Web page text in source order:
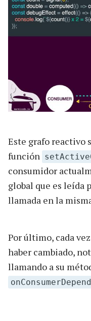
Este grafo reactivo
función
consumidor
global que es leída
llamada en la
Por último, cada
haber cambiado,
llamando a su